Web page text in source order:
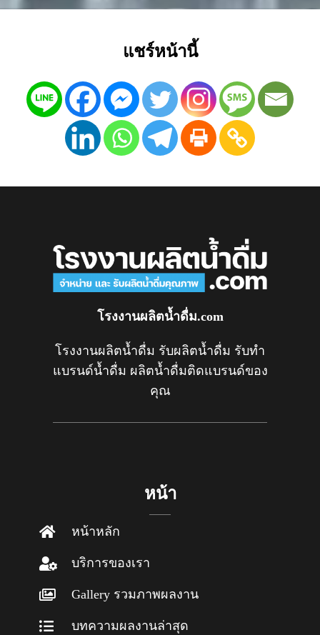
แชร์หน้านี้
โรงงานผลิตน้ำดื่ม.com
โรงงานผลิตน้ำดื่ม รับผลิตน้ำดื่ม รับทำ
แบรนด์น้ำดื่ม ผลิตน้ำดื่มติดแบรนด์ของ
คุณ
หน้า
หน้าหลัก
บริการของเรา
Gallery รวมภาพผลงาน
บทความผลงานล่าสุด